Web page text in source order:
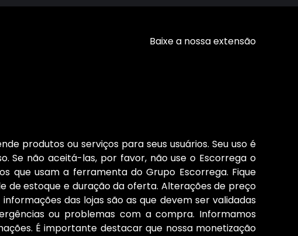
Baixe a nossa extensão
produtos ou serviços para seus usuários. Seu uso é
Se não aceitá-las, por favor, não use o Escorrega o
que usam a ferramenta do Grupo Escorrega. Fique
de estoque e duração da oferta. Alterações de preço
das lojas são as que devem ser validadas
ou problemas com a compra. Informamos
É importante destacar que nossa monetização